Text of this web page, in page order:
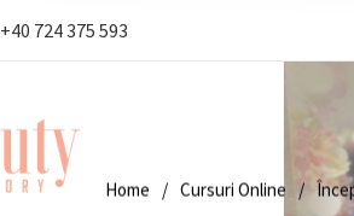
+40 724 375 593‬
Home / Cursuri Online /